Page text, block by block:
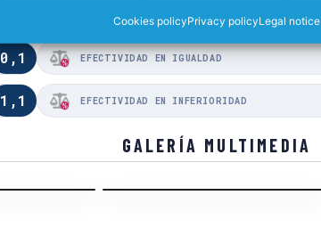
Cookies policyPrivacy policyLegal notice
0,1
1,1
EFECTIVIDAD EN SUPERIORIDAD
EFECTIVIDAD EN IGUALDAD
EFECTIVIDAD EN INFERIORIDAD
GALERÍA MULTIMEDIA